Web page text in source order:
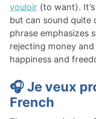
vouloir (to want).
but can sound quite
phrase emphasizes
rejecting money
happiness and
🎧 Je veux
French